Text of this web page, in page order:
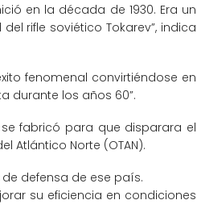
en la década de 1930. Era un
rifle soviético Tokarev”, indica
fenomenal convirtiéndose en
durante los años 60”.
fabricó para que disparara el
Atlántico Norte (OTAN).
defensa de ese país.
su eficiencia en condiciones